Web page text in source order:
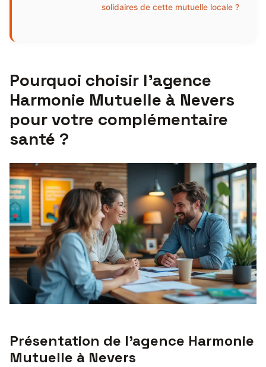
solidaires de cette mutuelle locale ?
Pourquoi choisir l’agence
Harmonie Mutuelle à Nevers
pour votre complémentaire
santé ?
Présentation de l’agence Harmonie
Mutuelle à Nevers